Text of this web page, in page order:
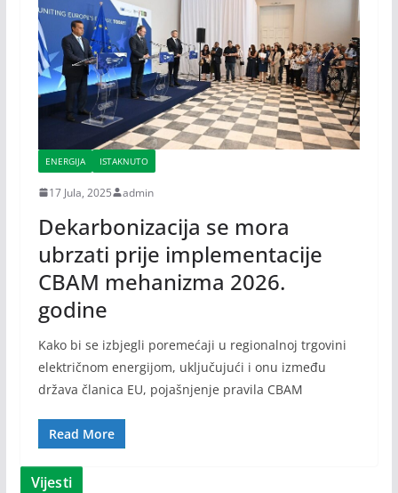
ENERGIJA ISTAKNUTO
17 Jula, 2025 admin
Dekarbonizacija se mora
ubrzati prije implementacije
CBAM mehanizma 2026.
godine
Kako bi se izbjegli poremećaji u regionalnoj trgovini
električnom energijom, uključujući i onu između
država članica EU, pojašnjenje pravila CBAM
Read More
Vijesti